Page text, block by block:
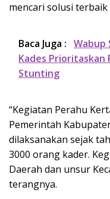
mencari solusi terbaik
Baca Juga : Wabup
Kades Prioritaskan
Stunting
“Kegiatan Perahu
Pemerintah
dilaksanakan sejak
3000 orang kader.
Daerah dan unsur
terangnya.